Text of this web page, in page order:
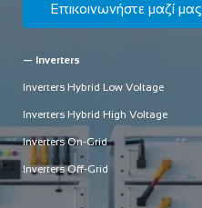
Επικοινωνήστε μαζί μας
— Inverters
Inverters Hybrid Low Voltage
Inverters Hybrid High Voltage
Inverters On-Grid
Inverters Off-Grid